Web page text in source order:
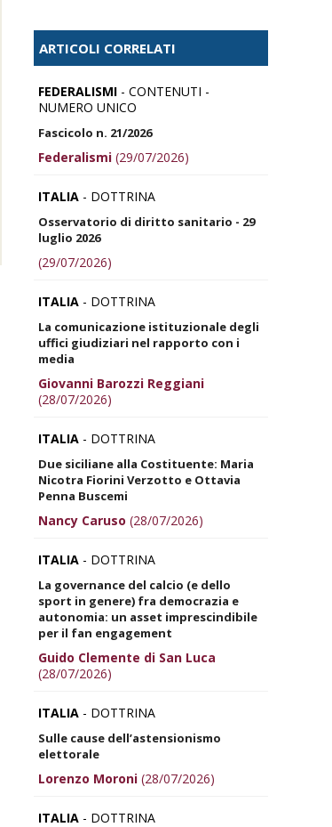
ARTICOLI CORRELATI
FEDERALISMI - CONTENUTI -
NUMERO UNICO
Fascicolo n. 21/2026
Federalismi (29/07/2026)
ITALIA - DOTTRINA
Osservatorio di diritto sanitario - 29
luglio 2026
(29/07/2026)
ITALIA - DOTTRINA
La comunicazione istituzionale degli
uffici giudiziari nel rapporto con i
media
Giovanni Barozzi Reggiani
(28/07/2026)
ITALIA - DOTTRINA
Due siciliane alla Costituente: Maria
Nicotra Fiorini Verzotto e Ottavia
Penna Buscemi
Nancy Caruso (28/07/2026)
ITALIA - DOTTRINA
La governance del calcio (e dello
sport in genere) fra democrazia e
autonomia: un asset imprescindibile
per il fan engagement
Guido Clemente di San Luca
(28/07/2026)
ITALIA - DOTTRINA
Sulle cause dell’astensionismo
elettorale
Lorenzo Moroni (28/07/2026)
ITALIA - DOTTRINA